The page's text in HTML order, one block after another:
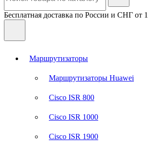
Бесплатная доставка по России и СНГ от
Маршрутизаторы
Маршрутизаторы Huawei
Cisco ISR 800
Cisco ISR 1000
Cisco ISR 1900